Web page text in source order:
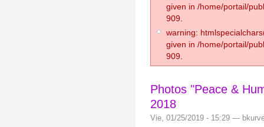
given in /home/portail/
909.
warning:
given in /home/portail/
909.
Photos "Peace &
2018
Vie, 01/25/2019 - 15:29 —